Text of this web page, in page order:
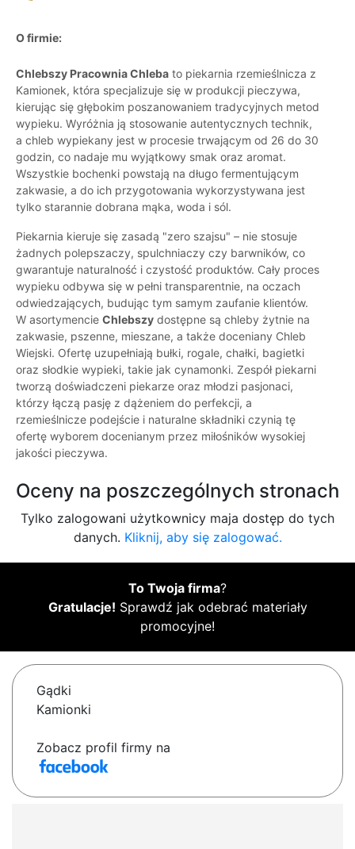
O firmie:
Chlebszy Pracownia Chleba to piekarnia rzemieślnicza z
Kamionek, która specjalizuje się w produkcji pieczywa,
kierując się głębokim poszanowaniem tradycyjnych metod
wypieku. Wyróżnia ją stosowanie autentycznych technik,
a chleb wypiekany jest w procesie trwającym od 26 do 30
godzin, co nadaje mu wyjątkowy smak oraz aromat.
Wszystkie bochenki powstają na długo fermentującym
zakwasie, a do ich przygotowania wykorzystywana jest
tylko starannie dobrana mąka, woda i sól.
Piekarnia kieruje się zasadą "zero szajsu" – nie stosuje
żadnych polepszaczy, spulchniaczy czy barwników, co
gwarantuje naturalność i czystość produktów. Cały proces
wypieku odbywa się w pełni transparentnie, na oczach
odwiedzających, budując tym samym zaufanie klientów.
W asortymencie Chlebszy dostępne są chleby żytnie na
zakwasie, pszenne, mieszane, a także doceniany Chleb
Wiejski. Ofertę uzupełniają bułki, rogale, chałki, bagietki
oraz słodkie wypieki, takie jak cynamonki. Zespół piekarni
tworzą doświadczeni piekarze oraz młodzi pasjonaci,
którzy łączą pasję z dążeniem do perfekcji, a
rzemieślnicze podejście i naturalne składniki czynią tę
ofertę wyborem docenianym przez miłośników wysokiej
jakości pieczywa.
Oceny na poszczególnych stronach
Tylko zalogowani użytkownicy maja dostęp do tych
danych. Kliknij, aby się zalogować.
To Twoja firma?
Gratulacje! Sprawdź jak odebrać materiały
promocyjne!
Gądki
Kamionki
Zobacz profil firmy na